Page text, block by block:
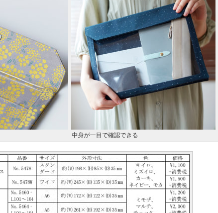
中身が一目で確認できる